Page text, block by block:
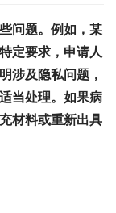
问题。例如，某
定要求，申请人
涉及隐私问题，
当处理。如果病
材料或重新出具